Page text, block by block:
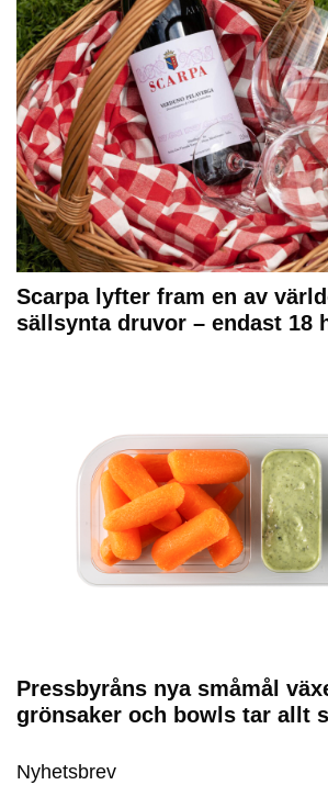
Scarpa lyfter fram en av
sällsynta druvor – endast 18
Pressbyråns nya småmål
grönsaker och bowls tar allt
Nyhetsbrev